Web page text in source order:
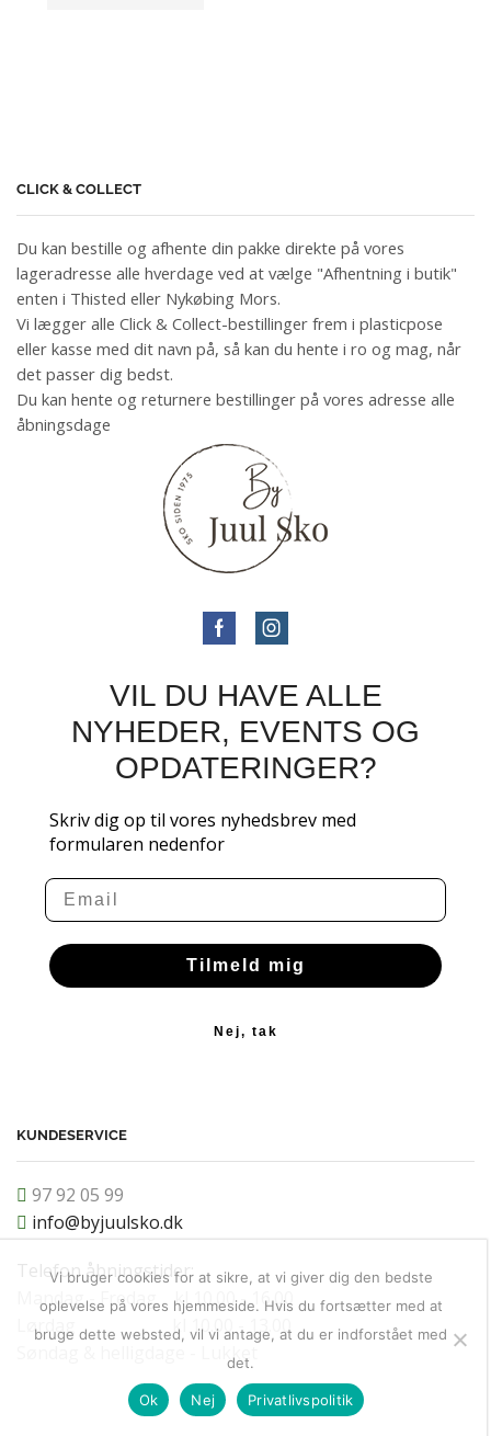
CLICK & COLLECT
Du kan bestille og afhente din pakke direkte på vores
lageradresse alle hverdage ved at vælge "Afhentning i butik"
enten i Thisted eller Nykøbing Mors.
Vi lægger alle Click & Collect-bestillinger frem i plasticpose
eller kasse med dit navn på, så kan du hente i ro og mag, når
det passer dig bedst.
Du kan hente og returnere bestillinger på vores adresse alle
åbningsdage
VIL DU HAVE ALLE
NYHEDER, EVENTS OG
OPDATERINGER?
Skriv dig op til vores nyhedsbrev med
formularen nedenfor
Email
Tilmeld mig
Nej, tak
KUNDESERVICE
97 92 05 99
info@byjuulsko.dk
Telefon åbningstider:
Mandag - Fredag kl 10.00 - 16.00
Lørdag kl 10.00 - 13.00
Søndag & helligdage - Lukket
Vi bruger cookies for at sikre, at vi giver dig den bedste
oplevelse på vores hjemmeside. Hvis du fortsætter med at
bruge dette websted, vil vi antage, at du er indforstået med
det.
Ok Nej Privatlivspolitik